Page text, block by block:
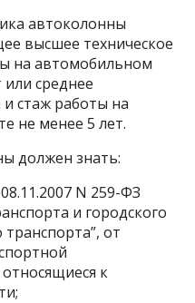
автоколонны
высшее техническое
на автомобильном
среднее
стаж работы на
не менее 5 лет.
должен знать:
N 259-ФЗ
и городского
от
к